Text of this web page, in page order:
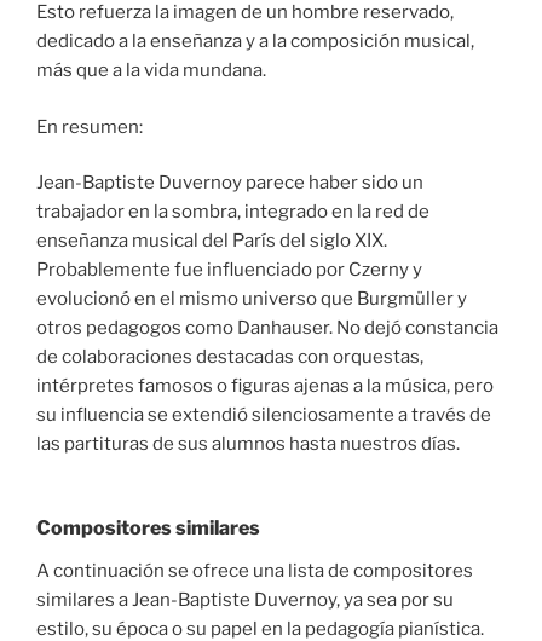
Esto refuerza la imagen de un hombre reservado,
dedicado a la enseñanza y a la composición musical,
más que a la vida mundana.
En resumen:
Jean-Baptiste Duvernoy parece haber sido un
trabajador en la sombra, integrado en la red de
enseñanza musical del París del siglo XIX.
Probablemente fue influenciado por Czerny y
evolucionó en el mismo universo que Burgmüller y
otros pedagogos como Danhauser. No dejó constancia
de colaboraciones destacadas con orquestas,
intérpretes famosos o figuras ajenas a la música, pero
su influencia se extendió silenciosamente a través de
las partituras de sus alumnos hasta nuestros días.
Compositores similares
A continuación se ofrece una lista de compositores
similares a Jean-Baptiste Duvernoy, ya sea por su
estilo, su época o su papel en la pedagogía pianística.